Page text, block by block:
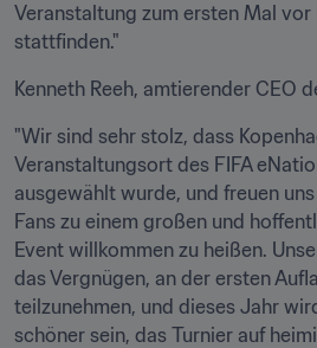
Veranstaltung zum ersten Mal vor
stattfinden."
Kenneth Reeh, amtierender CEO
"Wir sind sehr stolz, dass
Veranstaltungsort des FIFA
ausgewählt wurde, und freuen
Fans zu einem großen und
Event willkommen zu heißen.
das Vergnügen, an der ersten
teilzunehmen, und dieses Jahr
schöner sein, das Turnier auf